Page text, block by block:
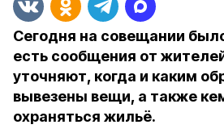
Сегодня на совещании
есть сообщения от
уточняют, когда и каким
вывезены вещи, а также
охраняться жильё.